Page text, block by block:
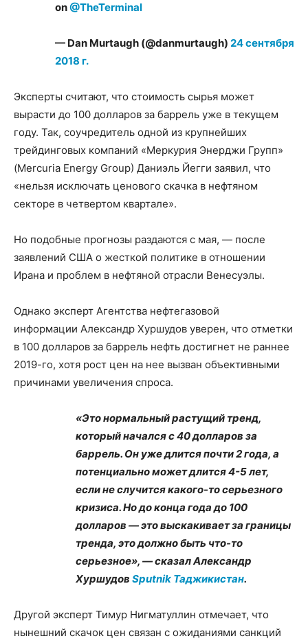
on@TheTerminal
— Dan Murtaugh (@danmurtaugh) 24 сентября
2018 г.
​Эксперты считают, что стоимость сырья может
вырасти до 100 долларов за баррель уже в текущем
году. Так, соучредитель одной из крупнейших
трейдинговых компаний «Меркурия Энерджи Групп»
(Mercuria Energy Group) Даниэль Йегги заявил, что
«нельзя исключать ценового скачка в нефтяном
секторе в четвертом квартале».
Но подобные прогнозы раздаются с мая, — после
заявлений США о жесткой политике в отношении
Ирана и проблем в нефтяной отрасли Венесуэлы.
Однако эксперт Агентства нефтегазовой
информации Александр Хуршудов уверен, что отметки
в 100 долларов за баррель нефть достигнет не раннее
2019-го, хотя рост цен на нее вызван объективными
причинами увеличения спроса.
«Это нормальный растущий тренд,
который начался с 40 долларов за
баррель. Он уже длится почти 2 года, а
потенциально может длится 4-5 лет,
если не случится какого-то серьезного
кризиса. Но до конца года до 100
долларов — это выскакивает за границы
тренда, это должно быть что-то
серьезное», — сказал Александр
Хуршудов Sputnik Таджикистан.
Другой эксперт Тимур Нигматуллин отмечает, что
нынешний скачок цен связан с ожиданиями санкций